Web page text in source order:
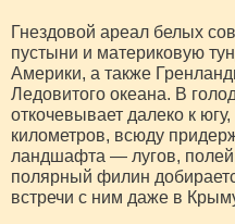
Гнездовой ареал белых
пустыни и материковую
Америки, а также
Ледовитого океана. В
откочевывает далеко к
километров, всюду
ландшафта — лугов,
полярный филин
встречи с ним даже в